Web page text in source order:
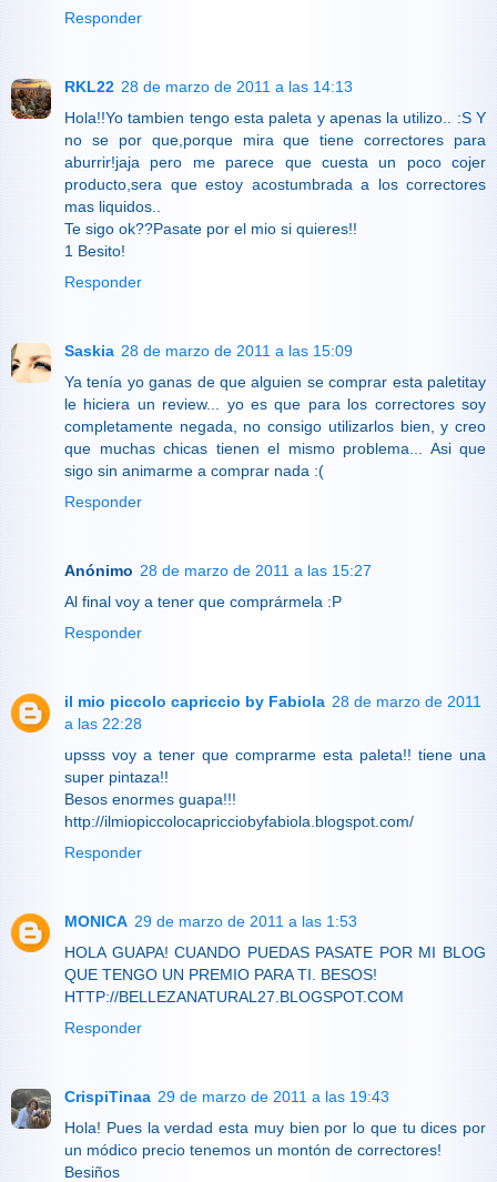
Responder
RKL22 28 de marzo de 2011 a las 14:13
Hola!!Yo tambien tengo esta paleta y apenas la utilizo.. :S Y
no se por que,porque mira que tiene correctores para
aburrir!jaja pero me parece que cuesta un poco cojer
producto,sera que estoy acostumbrada a los correctores
mas liquidos..
Te sigo ok??Pasate por el mio si quieres!!
1 Besito!
Responder
Saskia 28 de marzo de 2011 a las 15:09
Ya tenía yo ganas de que alguien se comprar esta paletitay
le hiciera un review... yo es que para los correctores soy
completamente negada, no consigo utilizarlos bien, y creo
que muchas chicas tienen el mismo problema... Asi que
sigo sin animarme a comprar nada :(
Responder
Anónimo 28 de marzo de 2011 a las 15:27
Al final voy a tener que comprármela :P
Responder
il mio piccolo capriccio by Fabiola 28 de marzo de 2011
a las 22:28
upsss voy a tener que comprarme esta paleta!! tiene una
super pintaza!!
Besos enormes guapa!!!
http://ilmiopiccolocapricciobyfabiola.blogspot.com/
Responder
MONICA 29 de marzo de 2011 a las 1:53
HOLA GUAPA! CUANDO PUEDAS PASATE POR MI BLOG
QUE TENGO UN PREMIO PARA TI. BESOS!
HTTP://BELLEZANATURAL27.BLOGSPOT.COM
Responder
CrispiTinaa 29 de marzo de 2011 a las 19:43
Hola! Pues la verdad esta muy bien por lo que tu dices por
un módico precio tenemos un montón de correctores!
Besiños